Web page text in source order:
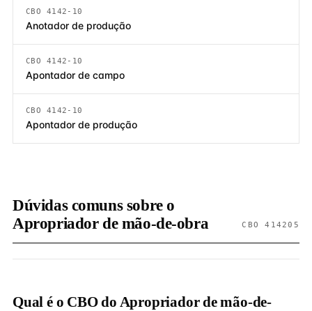
CBO 4142-10
Anotador de produção
CBO 4142-10
Apontador de campo
CBO 4142-10
Apontador de produção
Dúvidas comuns sobre o
Apropriador de mão-de-obra
CBO 414205
Qual é o CBO do Apropriador de mão-de-